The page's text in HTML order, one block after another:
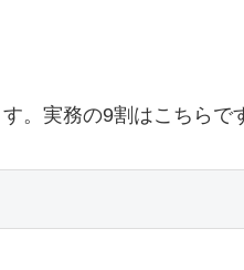
。実務の9割はこちらで